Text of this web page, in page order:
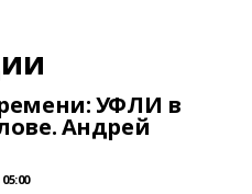
УФЛИ в
Андрей